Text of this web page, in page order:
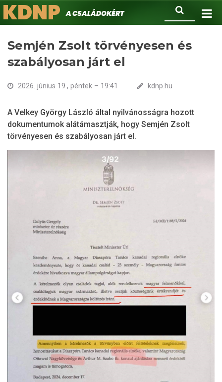
Ugrás
a
Keresés
KDNPA családokért.
Semjén Zsolt törvényesen és
szabályosan járt el
2026. június 19., péntek – 19:41 kdnp.hu
A Velkey György László által nyilvánosságra hozott
dokumentumok alátámasztják, hogy Semjén Zsolt
törvényesen és szabályosan járt el.